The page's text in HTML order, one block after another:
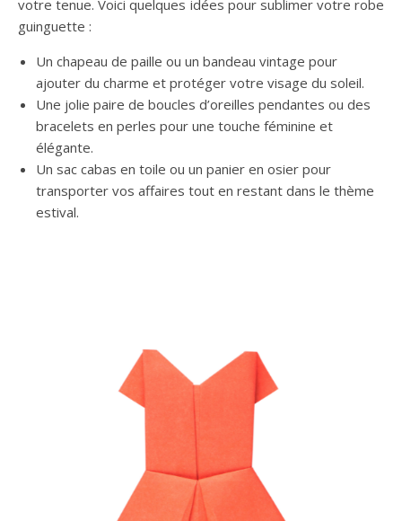
votre tenue. Voici quelques idées pour sublimer votre robe
guinguette :
Un chapeau de paille ou un bandeau vintage pour
ajouter du charme et protéger votre visage du soleil.
Une jolie paire de boucles d’oreilles pendantes ou des
bracelets en perles pour une touche féminine et
élégante.
Un sac cabas en toile ou un panier en osier pour
transporter vos affaires tout en restant dans le thème
estival.